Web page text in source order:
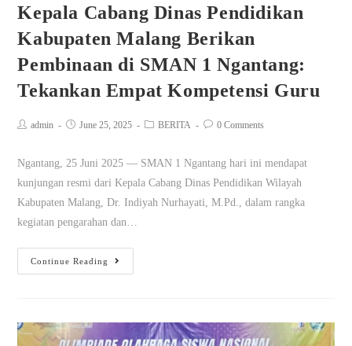
Kepala Cabang Dinas Pendidikan
Kabupaten Malang Berikan
Pembinaan di SMAN 1 Ngantang:
Tekankan Empat Kompetensi Guru
admin June 25, 2025 BERITA 0 Comments
Ngantang, 25 Juni 2025 — SMAN 1 Ngantang hari ini mendapat
kunjungan resmi dari Kepala Cabang Dinas Pendidikan Wilayah
Kabupaten Malang, Dr. Indiyah Nurhayati, M.Pd., dalam rangka
kegiatan pengarahan dan…
Continue Reading